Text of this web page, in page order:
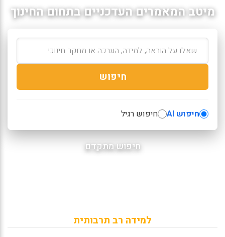
מיטב המאמרים העדכניים בתחום החינוך
חיפוש
חיפוש AI חיפוש רגיל
חיפוש מתקדם
למידה רב תרבותית